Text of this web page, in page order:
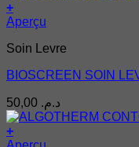
+
Aperçu
Soin Levre
BIOSCREEN SOIN
د.م.
+